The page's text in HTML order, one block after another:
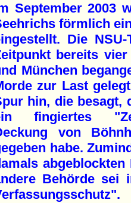
September 2003
förmlich
Die
bereits
München
zur Last
hin, die besagt,
fingiertes
von
habe.
Behörde sei